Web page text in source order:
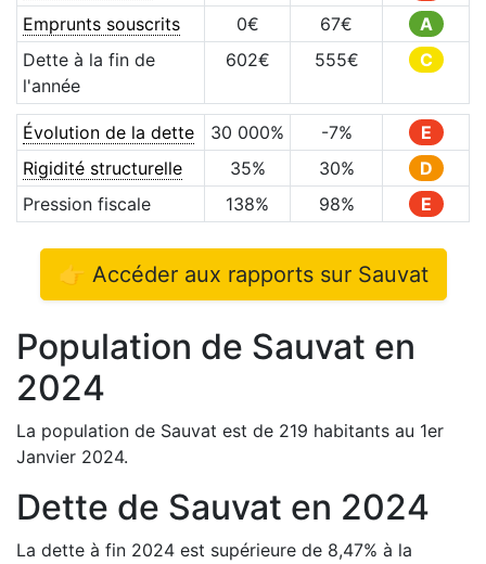
Emprunts souscrits
0€ 67€
A
Dette à la fin de
l'année
602€ 555€ C
Évolution de la dette 30 000% -7%
E
Rigidité structurelle
35% 30%
D
Pression fiscale
138% 98% E
👉 Accéder aux rapports sur Sauvat
Population de Sauvat en
2024
La population de Sauvat est de 219 habitants au 1er
Janvier 2024.
Dette de Sauvat en 2024
La dette à fin 2024 est supérieure de 8,47% à la